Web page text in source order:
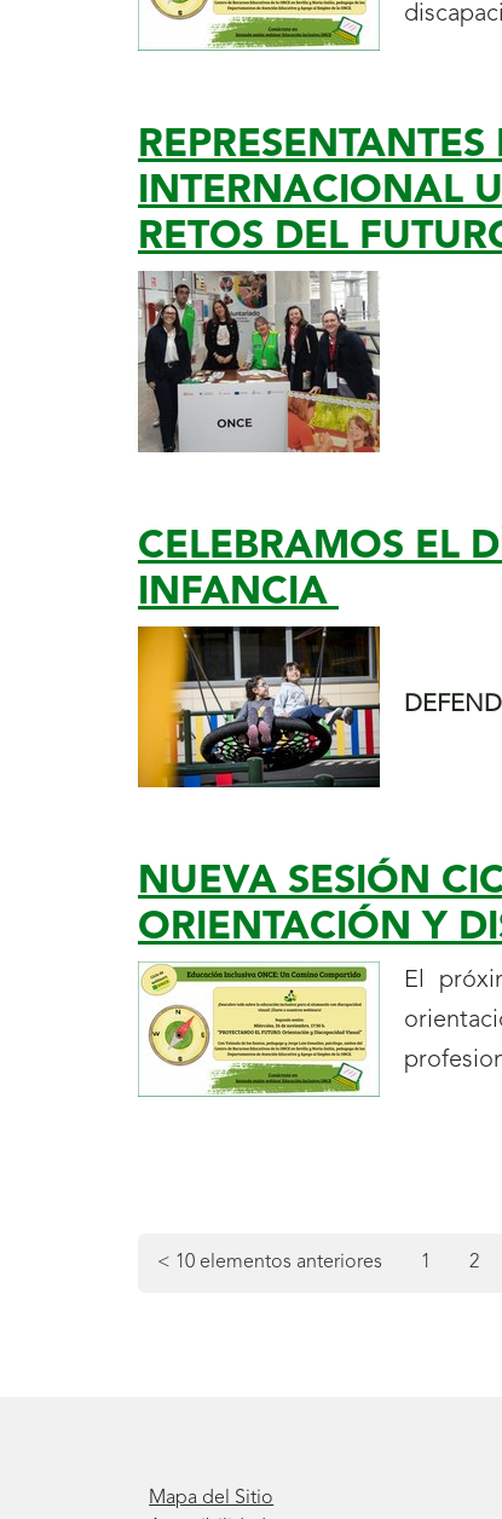
INTERNACIONAL
RETOS DEL
CELEBRAMOS EL
INFANCIA
NUEVA SESIÓN
ORIENTACIÓN Y
El
página
< 10 elementos anteriores Página
1 2
Mapa del Sitio